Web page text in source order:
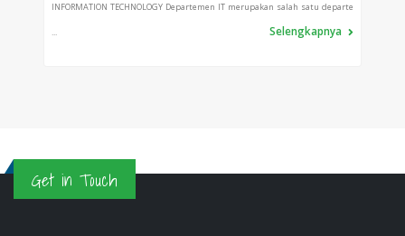
INFORMATION TECHNOLOGY Departemen IT merupakan salah satu departe
... Selengkapnya
Get in Touch